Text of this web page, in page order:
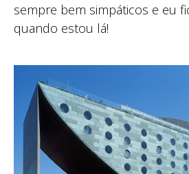
sempre bem simpáticos e eu
quando estou lá!